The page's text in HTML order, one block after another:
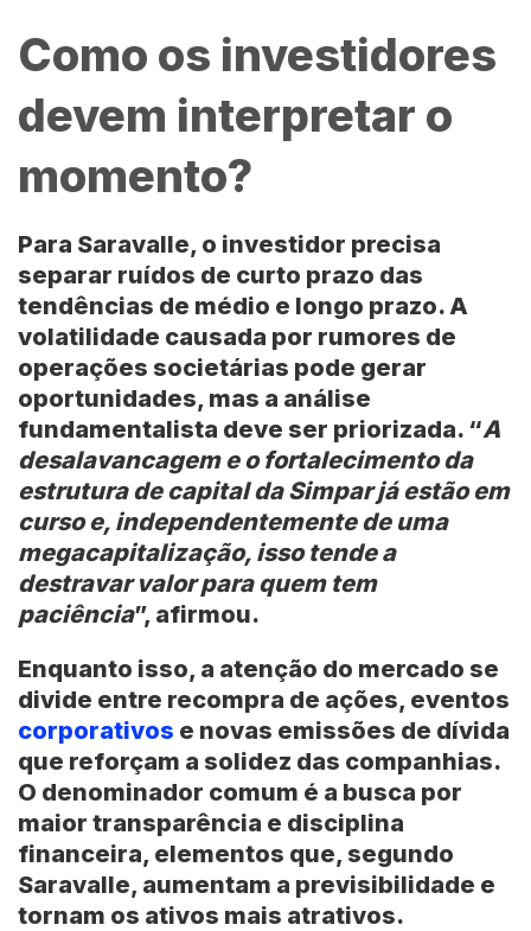
Como os investidores
devem interpretar o
momento?
Para Saravalle, o investidor precisa
separar ruídos de curto prazo das
tendências de médio e longo prazo. A
volatilidade causada por rumores de
operações societárias pode gerar
oportunidades, mas a análise
fundamentalista deve ser priorizada. “A
desalavancagem e o fortalecimento da
estrutura de capital da Simpar já estão em
curso e, independentemente de uma
megacapitalização, isso tende a
destravar valor para quem tem
paciência”, afirmou.
Enquanto isso, a atenção do mercado se
divide entre recompra de ações, eventos
corporativos e novas emissões de dívida
que reforçam a solidez das companhias.
O denominador comum é a busca por
maior transparência e disciplina
financeira, elementos que, segundo
Saravalle, aumentam a previsibilidade e
tornam os ativos mais atrativos.